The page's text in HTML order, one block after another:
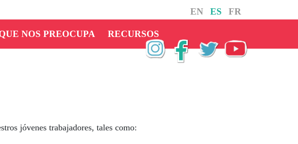
EN ES FR
NOS PREOCUPA RECURSOS
jóvenes trabajadores, tales como: